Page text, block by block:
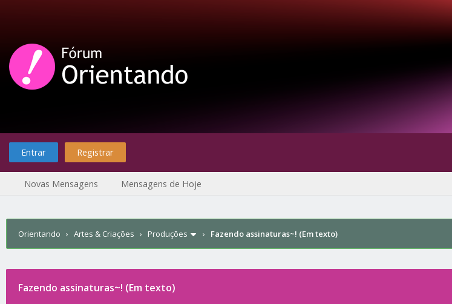
Entrar Registrar
Novas Mensagens Mensagens de Hoje
Orientando › Artes & Criações › Produções › Fazendo assinaturas~! (Em texto)
0 votos - 0 média
12345
Fazendo assinaturas~! (Em texto)